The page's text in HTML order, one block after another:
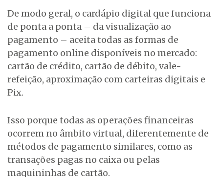
De modo geral, o cardápio digital que funciona
de ponta a ponta – da visualização ao
pagamento – aceita todas as formas de
pagamento online disponíveis no mercado:
cartão de crédito, cartão de débito, vale-
refeição, aproximação com carteiras digitais e
Pix.
Isso porque todas as operações financeiras
ocorrem no âmbito virtual, diferentemente de
métodos de pagamento similares, como as
transações pagas no caixa ou pelas
maquininhas de cartão.